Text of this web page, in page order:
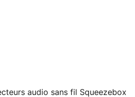
audio sans fil Squeezebox